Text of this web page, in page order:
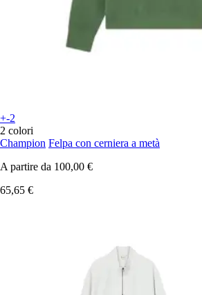
+-2
2 colori
Champion Felpa con cerniera a metà
A partire da 100,00 €
65,65 €